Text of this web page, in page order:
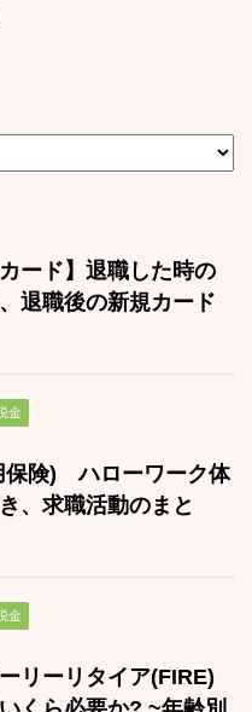
ード】退職した時の
退職後の新規カード
金
保険) ハローワーク体
、求職活動のまと
金
リーリタイア(FIRE)